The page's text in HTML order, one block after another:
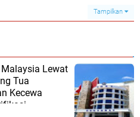
Tampilkan
Lewat
Tua
Kecewa